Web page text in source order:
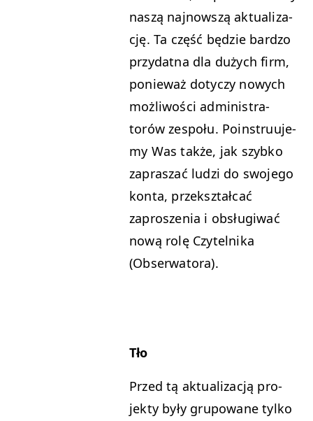
naszą najnowszą aktu­al­iza­
cję. Ta część będzie bard­zo
przy­dat­na dla dużych firm,
ponieważ doty­czy nowych
możli­woś­ci admin­is­tra­
torów zespołu. Poinstru­u­je­
my Was także, jak szy­bko
zapraszać ludzi do swo­jego
kon­ta, przek­sz­tał­cać
zaproszenia i obsługi­wać
nową rolę Czytel­ni­ka
(Obser­wa­to­ra).
Tło
Przed tą aktu­al­iza­cją pro­
jek­ty były grupowane tylko